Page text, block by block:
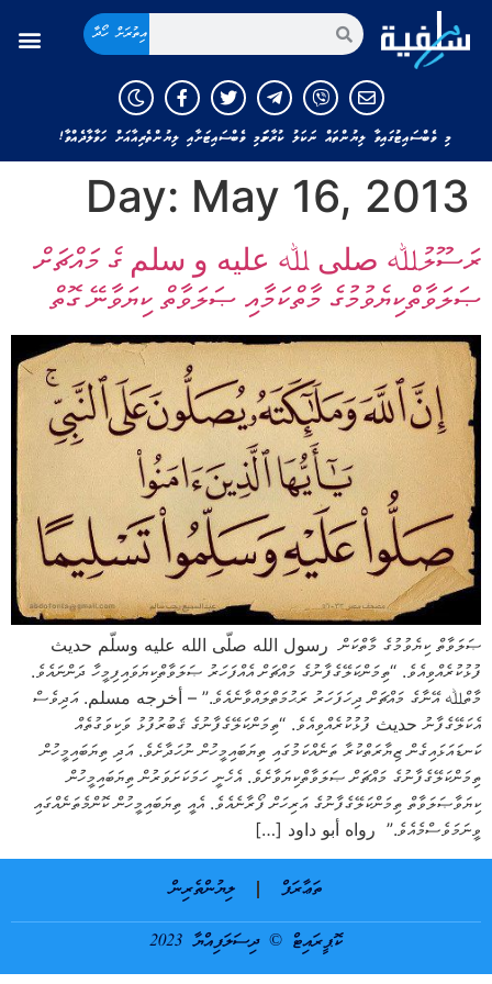
އިތުރަށް ހޯދާ
މި ވެބްސައިޓުގައިވާ ލިޔުންތައް ނަކަލު ކުރާނަމަ މި ވެބްސައިޓަށާއި ލިޔުންތެރިއާއަށް ހަވާލާދެއްވާ!
Day: May 16, 2013
ރަސޫލުﷲ صلى ﷲ عليه و سلم ގެ މައްޗަށް
ޞަލަވާތްކިޔެވުމުގެ މާތްކަމާއި ޞަލަވާތް ކިޔަވާނޭ ގޮތް
ޞަލަވާތް ކިޔެވުމުގެ މާތްކަން رسول الله صلّى الله عليه وسلّم حديث
ފުޅުކުރެއްވިއެވެ. “ތިމަންކަލޭގެފާނުގެ މައްޗަށް އެއްފަހަރު ޞަލަވާތްކިޔަވައިފިމީހާ ދަންނައެވެ.
މާތްﷲ އޭނާގެ މައްޗަށް ދިހަފަހަރު ރަޙުމަތްލައްވާނެއެވެ.” – أخرجه مسلم. އަދިވެސް
އެކަލޭގެފާނު حديث ފުޅުކުރެއްވިއެވެ. “ތިމަންކަލޭގެފާނުގެ ޤަބުރުފުޅު ވަކިވަގުތެއް
ކަނޑައަޅައިގެން ޒިޔާރަތްކުރާ ތަނެއްކަމުގައި ތިޔަބައިމީހުން ނުހަދާށެވެ. އަދި ތިޔަބައިމީހުން
ތިމަންކަލޭގެފާނުގެ މައްޗަށް ޞަލަވާތްކިޔަވާށެވެ. އެހެނީ ހަމަކަށަވަރުން ތިޔަބައިމީހުން
ކިޔަވާޞަލަވާތް ތިމަންކަލޭގެފާނުގެ އަރިހަށް ފޯރާނެއެވެ. އެއީ ތިޔަބައިމީހުން ކޮންމެތަނެއްގައި
ވީނަމަވެސްމެއެވެ.” رواه أبو داود […]
ތަޢާރަފް
ލިޔުންތެރިން
ކޮޕީރައިޓް © ދިސަލަފިއްޔާ 2023